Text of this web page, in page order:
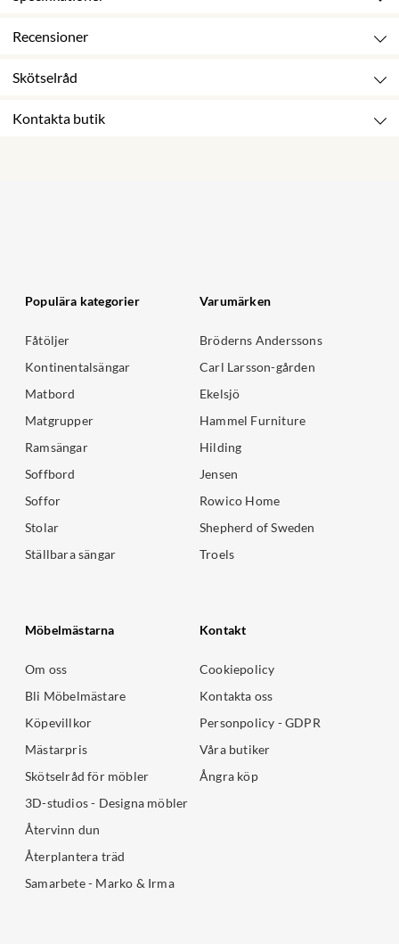
Recensioner
Skötselråd
Kontakta butik
Populära kategorier
Fåtöljer
Kontinentalsängar
Matbord
Matgrupper
Ramsängar
Soffbord
Soffor
Stolar
Ställbara sängar
Varumärken
Bröderns Anderssons
Carl Larsson-gården
Ekelsjö
Hammel Furniture
Hilding
Jensen
Rowico Home
Shepherd of Sweden
Troels
Möbelmästarna
Om oss
Bli Möbelmästare
Köpevillkor
Mästarpris
Skötselråd för möbler
3D-studios - Designa möbler
Återvinn dun
Återplantera träd
Samarbete - Marko & Irma
Kontakt
Cookiepolicy
Kontakta oss
Personpolicy - GDPR
Våra butiker
Ångra köp